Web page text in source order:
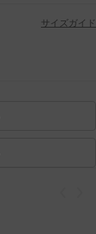
サイズガイド